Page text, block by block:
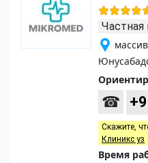
Частная
☎
Скажите,
Клиникс уз
Время